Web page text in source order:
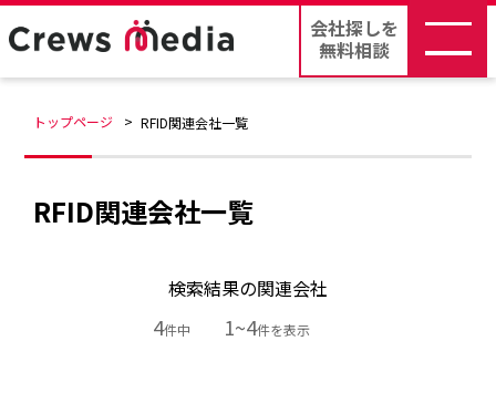
会社探しを
無料相談
トップページ RFID関連会社一覧
RFID関連会社一覧
検索結果の関連会社
4件中 1~4件を表示